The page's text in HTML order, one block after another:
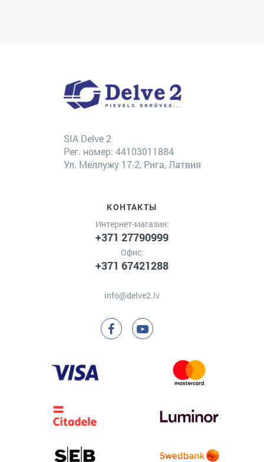
SIA Delve 2
Рег. номер: 44103011884
Ул. Меллужу 17-2, Рига, Латвия
КОНТАКТЫ
Интернет-магазин:
+371 27790999
Офис:
+371 67421288
info@delve2.lv